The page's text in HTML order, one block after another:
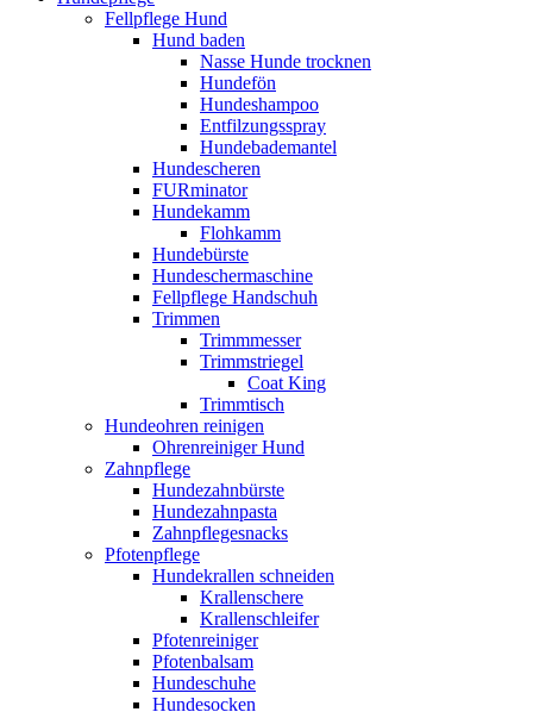
Fellpflege Hund
Hund baden
Nasse Hunde trocknen
Hundefön
Hundeshampoo
Entfilzungsspray
Hundebademantel
Hundescheren
FURminator
Hundekamm
Flohkamm
Hundebürste
Hundeschermaschine
Fellpflege Handschuh
Trimmen
Trimmmesser
Trimmstriegel
Coat King
Trimmtisch
Hundeohren reinigen
Ohrenreiniger Hund
Zahnpflege
Hundezahnbürste
Hundezahnpasta
Zahnpflegesnacks
Pfotenpflege
Hundekrallen schneiden
Krallenschere
Krallenschleifer
Pfotenreiniger
Pfotenbalsam
Hundeschuhe
Hundesocken